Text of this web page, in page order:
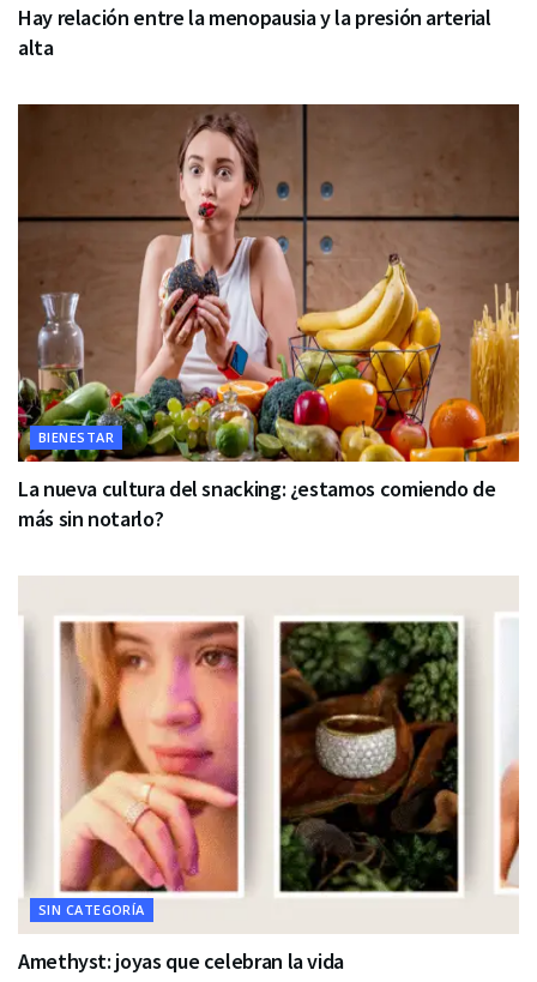
Hay relación entre la menopausia y la presión arterial
alta
BIENESTAR
La nueva cultura del snacking: ¿estamos comiendo de
más sin notarlo?
SIN CATEGORÍA
Amethyst: joyas que celebran la vida